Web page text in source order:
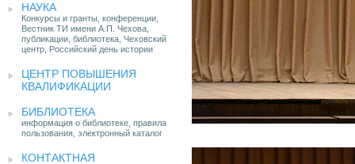
НАУКА
Конкурсы и гранты, конференции,
Вестник ТИ имени А.П. Чехова,
публикации, библиотека, Чеховский
центр, Российский день истории
ЦЕНТР ПОВЫШЕНИЯ
КВАЛИФИКАЦИИ
БИБЛИОТЕКА
информация о библиотеке, правила
пользования, электронный каталог
КОНТАКТНАЯ